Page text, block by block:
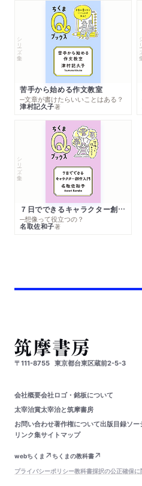
シリーズ・全集
苦手から始める作文教室
─文章が書けたらいいことはある？
津村記久子著
シリ
シリーズ・全集
７日でできるキャラクター創作入門
─想像って役立つの？
名取佐和子著
〒111-8755 東京都台東区蔵前2-5-3
会社概要会社ロゴ・銘板について
太宰治賞太宰治と筑摩書房
お問い合わせ著作権について出版目録ソー
リンク集サイトマップ
webちくま
ちくまの教科書
プライバシーポリシー教科書採択の公正確保